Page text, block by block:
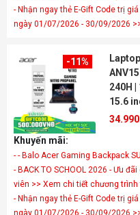
- Nhận ngay thẻ E-Gift Code trị
ngày 01/07/2026 - 30/09/2026
-11%
240H |
15.6
Khuyến mãi:
- - Balo Acer Gaming Backpack
- BACK TO SCHOOL 2026 - Ưu
viên >> Xem chi tiết chương trình
- Nhận ngay thẻ E-Gift Code trị
ngày 01/07/2026 - 30/09/2026